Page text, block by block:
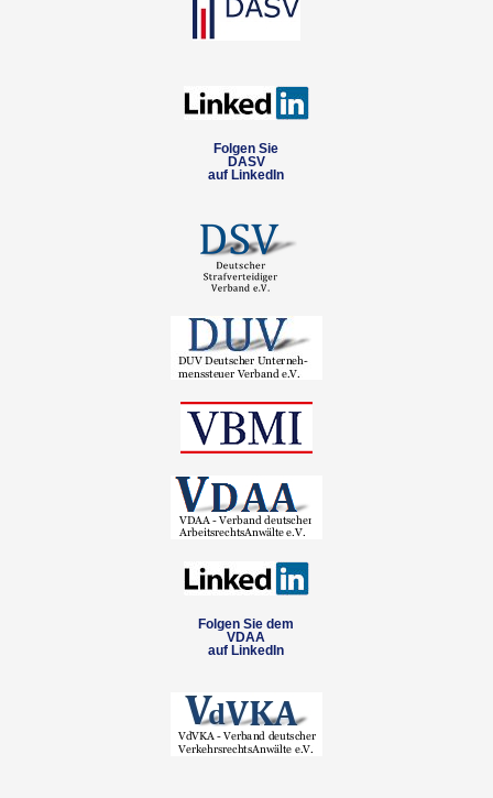
Folgen Sie
DASV
auf LinkedIn
Folgen Sie dem
VDAA
auf LinkedIn